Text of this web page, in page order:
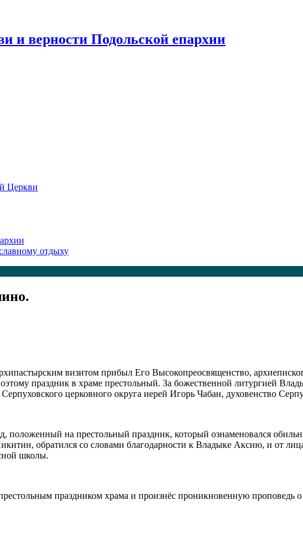
и верности Подольской епархии
Церкви
отдыху
визитом прибыл Его Высокопреосвященство,
праздник в храме престольный. За божественной литургией
церковного округа иерей Игорь Чабан, духовенство
положенный на престольный праздник, который ознаменовался
обратился со словами благодарности к Владыке Аксию, и от
школы.
праздником храма и произнёс проникновенную проповедь